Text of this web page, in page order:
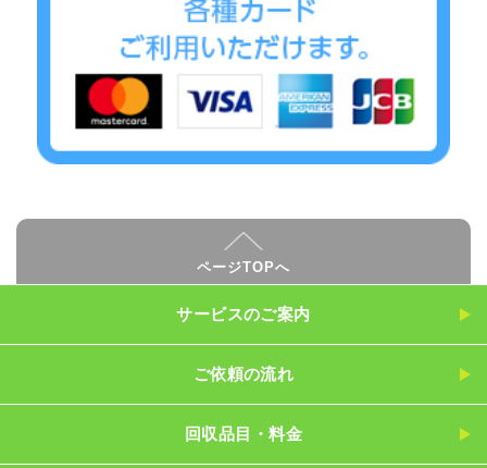
ページTOPへ
サービスのご案内
ご依頼の流れ
回収品目・料金